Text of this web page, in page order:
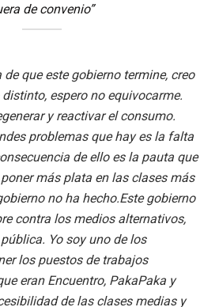
de convenio”
que este gobierno termine, creo
espero no equivocarme.
y reactivar el consumo.
problemas que hay es la falta
de ello es la pauta que
más plata en las clases más
no ha hecho.Este gobierno
contra los medios alternativos,
Yo soy uno de los
los puestos de trabajos
eran Encuentro, PakaPaka y
de las clases medias y